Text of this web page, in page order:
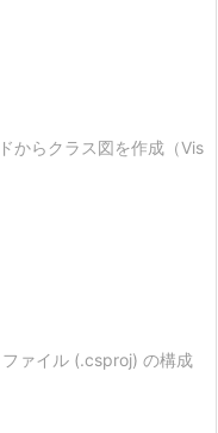
からクラス図を作成（Vis
ァイル (.csproj) の構成